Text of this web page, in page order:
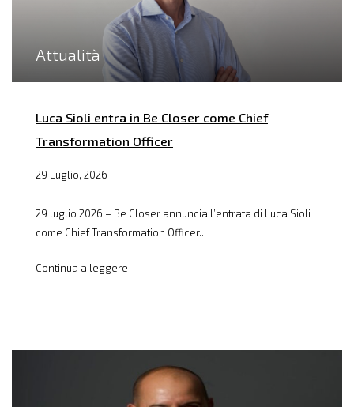
Attualità
Luca Sioli entra in Be Closer come Chief
Transformation Officer
29 Luglio, 2026
29 luglio 2026 – Be Closer annuncia l’entrata di Luca Sioli
come Chief Transformation Officer...
Continua a leggere